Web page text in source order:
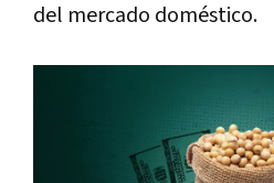
del mercado doméstico.